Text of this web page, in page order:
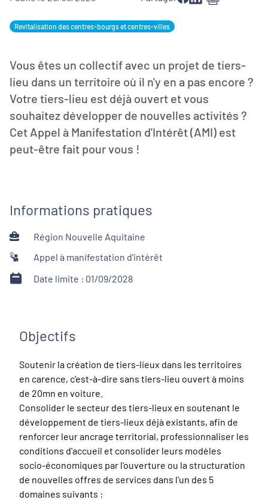
Revitalisation des centres-bourgs et centres-villes
Vous êtes un collectif avec un projet de tiers-
lieu dans un territoire où il n'y en a pas encore ?
Votre tiers-lieu est déjà ouvert et vous
souhaitez développer de nouvelles activités ?
Cet Appel à Manifestation d'Intérêt (AMI) est
peut-être fait pour vous !
Informations pratiques
Région Nouvelle Aquitaine
Appel à manifestation d'intérêt
Date limite : 01/09/2028
Objectifs
Soutenir la création de tiers-lieux dans les territoires
en carence, c'est-à-dire sans tiers-lieu ouvert à moins
de 20mn en voiture.
Consolider le secteur des tiers-lieux en soutenant le
développement de tiers-lieux déjà existants, afin de
renforcer leur ancrage territorial, professionnaliser les
conditions d'accueil et consolider leurs modèles
socio-économiques par l'ouverture ou la structuration
de nouvelles offres de services dans l'un des 5
domaines suivants :